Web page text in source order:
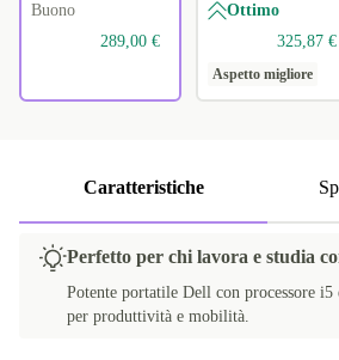
Buono
289,00 €
Ottimo
325,87 €
Aspetto migliore
Caratteristiche
Perfetto per chi lavora e studia
Potente portatile Dell con processore
per produttività e mobilità.